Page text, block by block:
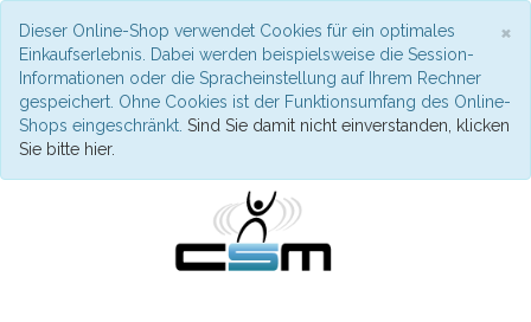
×
Dieser Online-Shop verwendet Cookies für ein optimales
Einkaufserlebnis. Dabei werden beispielsweise die Session-
Informationen oder die Spracheinstellung auf Ihrem Rechner
gespeichert. Ohne Cookies ist der Funktionsumfang des Online-
Shops eingeschränkt. Sind Sie damit nicht einverstanden, klicken
Sie bitte hier.